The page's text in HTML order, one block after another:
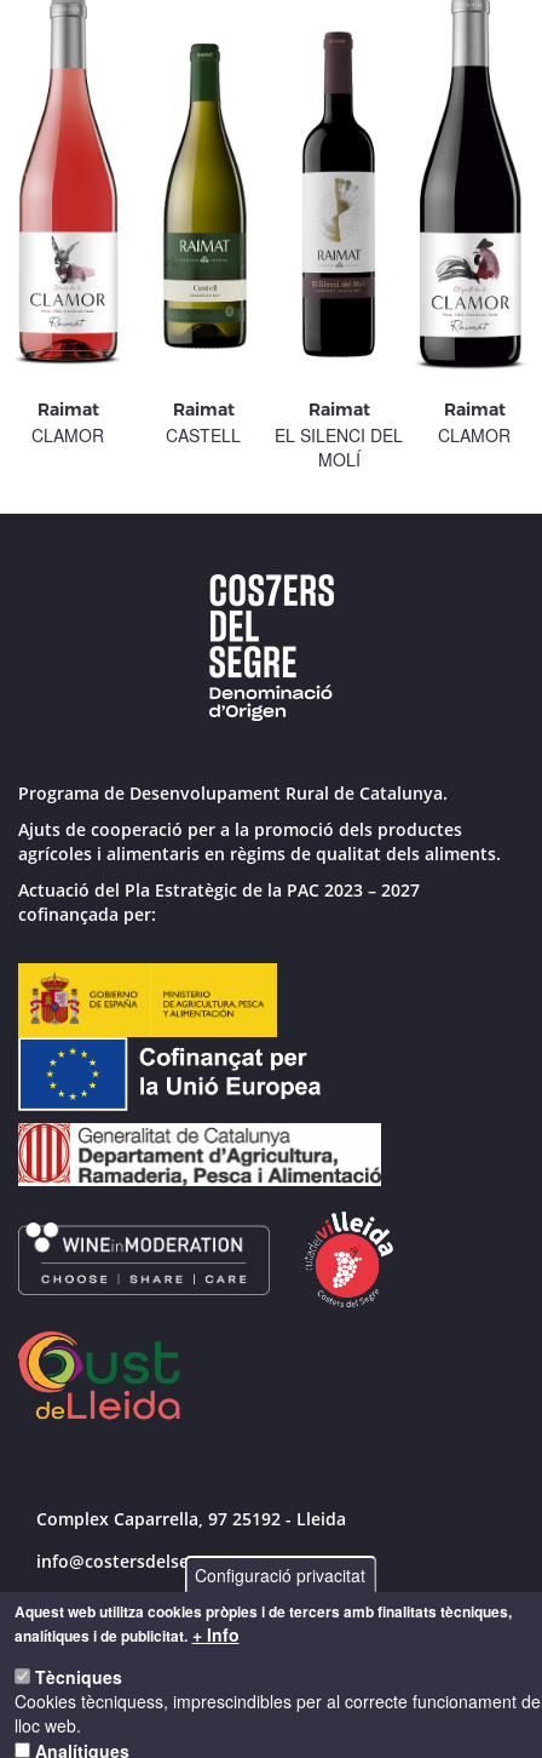
Raimat
CLAMOR
Raimat
CASTELL
Raimat
EL SILENCI DEL
MOLÍ
Raimat
CLAMOR
Programa de Desenvolupament Rural de Catalunya.
Ajuts de cooperació per a la promoció dels productes
agrícoles i alimentaris en règims de qualitat dels aliments.
Actuació del Pla Estratègic de la PAC 2023 – 2027
cofinançada per:
Complex Caparrella, 97 25192 - Lleida
info@costersdelsegre.es
973 264 583
© Copyright 2026 - Drets reservats
Configuració privacitat
Aquest web utilitza cookies pròpies i de tercers amb finalitats tècniques,
analítiques i de publicitat. + Info
Tècniques
Cookies tècniquess, imprescindibles per al correcte funcionament
lloc web.
Analítiques